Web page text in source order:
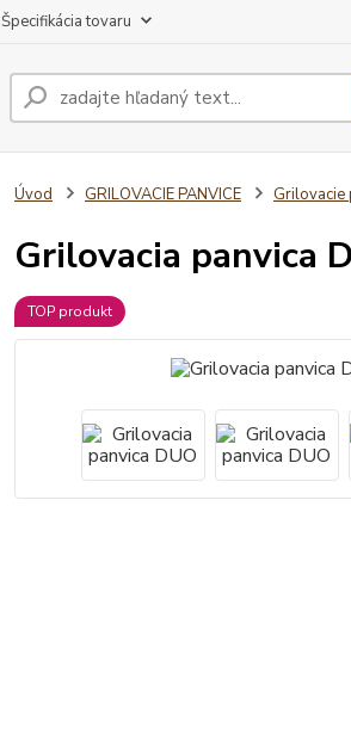
Špecifikácia tovaru
Úvod GRILOVACIE PANVICE Grilovacie
Grilovacia panvica
TOP produkt